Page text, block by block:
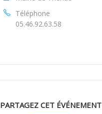
Téléphone
05.46.92.63.58
PARTAGEZ CET ÉVÉNEMENT